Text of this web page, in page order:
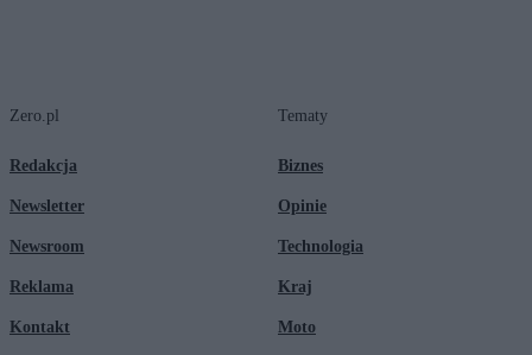
Zero.pl
Redakcja
Newsletter
Newsroom
Reklama
Kontakt
Tematy
Biznes
Opinie
Technologia
Kraj
Moto